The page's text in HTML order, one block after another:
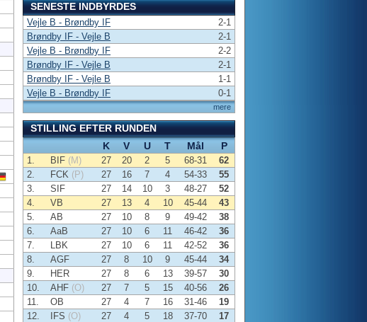
SENESTE INDBYRDES
mere
Vejle B - Brøndby IF
2-1
Brøndby IF - Vejle B
2-1
Vejle B - Brøndby IF
2-2
Brøndby IF - Vejle B
2-1
Brøndby IF - Vejle B
1-1
Vejle B - Brøndby IF
0-1
STILLING EFTER RUNDEN
K
V U T Mål P
1. BIF (M) 27 20 2 5 68-31
62
2.
FCK (P) 27 16 7 4 54-33
55
3.
SIF 27 14 10 3 48-27
52
4.
VB 27 13 4 10 45-44
43
5.
AB 27 10 8 9 49-42
38
6.
AaB 27 10 6 11 46-42
36
7.
LBK 27 10 6 11 42-52
36
8.
AGF 27 8 10 9 45-44
34
9.
HER 27 8 6 13 39-57
30
10.
AHF (O) 27 7 5 15 40-56
26
11.
OB 27 4 7 16 31-46
19
12.
IFS (O) 27 4 5 18 37-70 17